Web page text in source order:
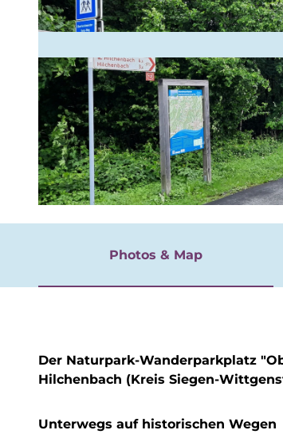
Photos & Map
Der Naturpark-Wanderparkplatz
Hilchenbach (Kreis Siegen-
Unterwegs auf historischen Wegen